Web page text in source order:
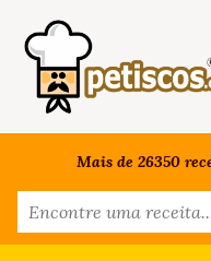
Mais de 26350